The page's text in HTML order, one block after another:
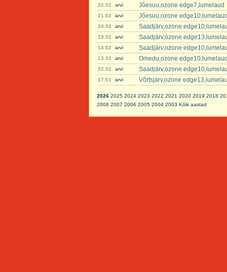
22.02 arvi Jõesuu,ozone edge7,lumelaud
21.02 arvi Jõesuu,ozone
20.02 arvi Saadjärv,ozone
19.02 arvi Saadjärv,ozone
14.02 arvi Saadjärv,ozone
13.02 arvi Omedu,ozone
02.02 arvi Saadjärv,ozone
17.01 arvi Võrtsjärv,ozone
2026 2025 2024 2023 2022 2021 2020 2019 2018
2008 2007 2006 2005 2004 2003 Kõik aastad